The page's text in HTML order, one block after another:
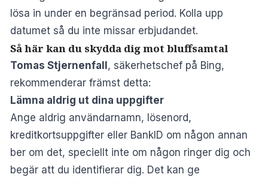
lösa in under en begränsad period. Kolla upp
datumet så du inte missar erbjudandet.
Så här kan du skydda dig mot bluffsamtal
Tomas Stjernenfall, säkerhetschef på Bing,
rekommenderar främst detta:
Lämna aldrig ut dina uppgifter
Ange aldrig användarnamn, lösenord,
kreditkortsuppgifter eller BankID om någon annan
ber om det, speciellt inte om någon ringer dig och
begär att du identifierar dig. Det kan ge